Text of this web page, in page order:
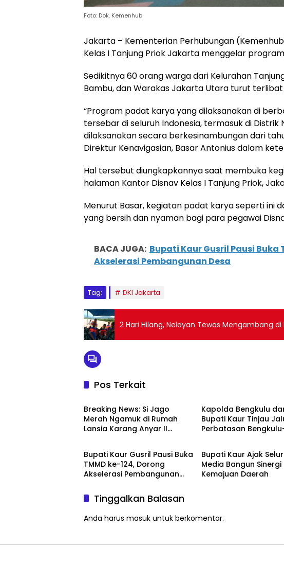
Foto: Dok. Kemenhub
Jakarta – Kementerian Perhubungan
Kelas I Tanjung Priok Jakarta menggelar
Sedikitnya 60 orang warga dari Kelurahan
Bambu, dan Warakas Jakarta Utara turut
“Program padat karya yang dilaksanakan di
tersebar di seluruh Indonesia, termasuk di Distrik
dilaksanakan secara berkesinambungan dari
Direktur Kenavigasian, Basar Antonius dalam
Hal tersebut diungkapkannya saat membuka
halaman Kantor Disnav Kelas I Tanjung Priok,
Menurut Basar, kegiatan padat karya seperti ini
yang bersih dan nyaman bagi para pegawai
BACA JUGA: Bupati Kaur Gusril Pausi Buka
Akselerasi Pembangunan Desa
Tag: DKI Jakarta
2 Hari Hilang, Nelayan Tewas Mengambang
Pos Terkait
Bengkulu Utara
Breaking News: Si Jago
Merah Ngamuk di Rumah
Lansia Karang Anyar II
Kapolda Bengkulu
Bupati Kaur Tinjau
Perbatasan
Advertorial
Bupati Kaur Gusril Pausi Buka
TMMD ke-124, Dorong
Akselerasi Pembangunan
Advertorial
Bupati Kaur Ajak
Media Bangun Sinergi
Kemajuan Daerah
Tinggalkan Balasan
Anda harus masuk untuk berkomentar.